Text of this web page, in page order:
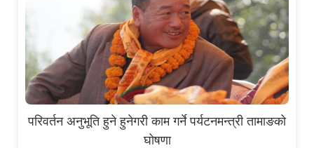
परिवर्तन अनुभूति हुने हुनेगरी काम गर्ने पर्यटनमन्त्री तामाङको
घोषणा